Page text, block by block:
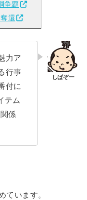
争覇
還
力ア
行事
付に
テム
係
ています。